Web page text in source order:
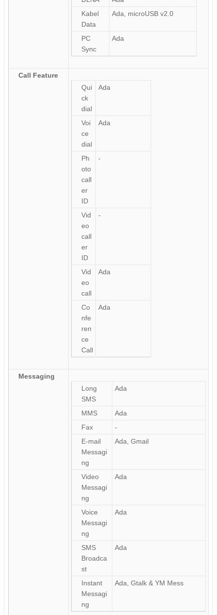
Kabel
Data
Ada, microUSB v2.0
PC
Sync
Ada
Call Feature
Qui
ck
dial
Ada
Voi
ce
dial
Ada
Ph
oto
call
er
ID
-
Vid
eo
call
er
ID
-
Vid
eo
call
Ada
Co
nfe
ren
ce
Call
Ada
Messaging
Long
SMS
Ada
MMS
Ada
Fax
-
E-mail
Messagi
ng
Ada, Gmail
Video
Messagi
ng
Ada
Voice
Messagi
ng
Ada
SMS
Broadca
st
Ada
Instant
Messagi
ng
Ada, Gtalk & YM Mess